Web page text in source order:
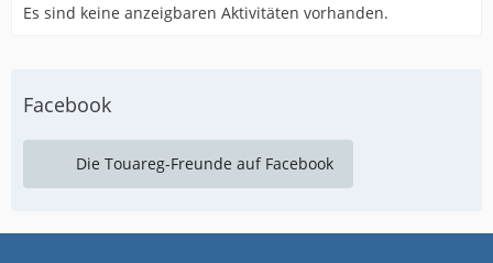
Es sind keine anzeigbaren Aktivitäten vorhanden.
Facebook
Die Touareg-Freunde auf Facebook